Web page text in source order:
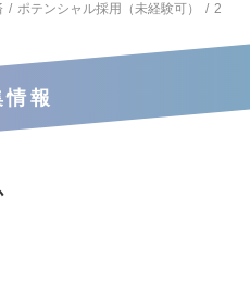
ポテンシャル採用（未経験可）
2
報